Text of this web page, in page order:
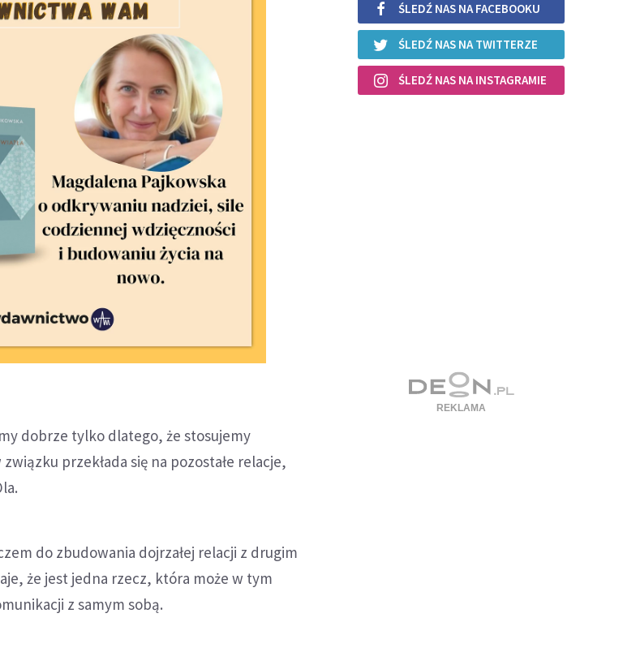
dobrze tylko dlatego, że stosujemy
przekłada się na pozostałe relacje,
do zbudowania dojrzałej relacji z drugim
że jest jedna rzecz, która może w tym
z samym sobą.
ŚLEDŹ NAS NA FACEBOOKU
ŚLEDŹ NAS NA TWITTERZE
ŚLEDŹ NAS NA INSTAGRAMIE